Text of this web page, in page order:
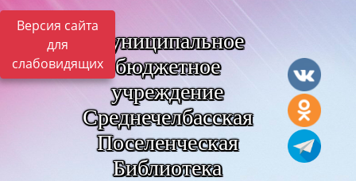
Версия сайта
для
слабовидящих
Муниципальное
бюджетное
учреждение
Среднечелбасская
Поселенческая
Библиотека